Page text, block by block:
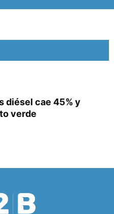
diésel cae 45% y
verde